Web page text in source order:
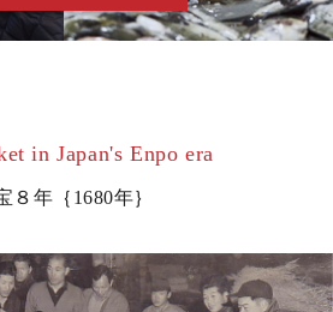
in Japan's Enpo era
８年｛1680年｝